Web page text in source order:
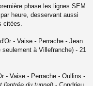
phase les lignes SEM
heure, desservant aussi
citées.
- Vaise - Perrache - Jean
à Villefranche) - 21
- Vaise - Perrache - Oullins -